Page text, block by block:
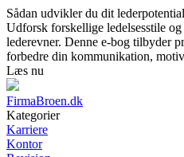
Sådan udvikler du dit
Udforsk forskellige ledelsesstile
lederevner. Denne e-bog tilbyder
forbedre din kommunikation,
Læs nu
FirmaBroen.dk
Kategorier
Karriere
Kontor